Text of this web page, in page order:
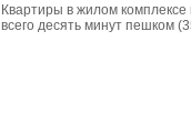
Квартиры в жилом
всего десять минут пешком